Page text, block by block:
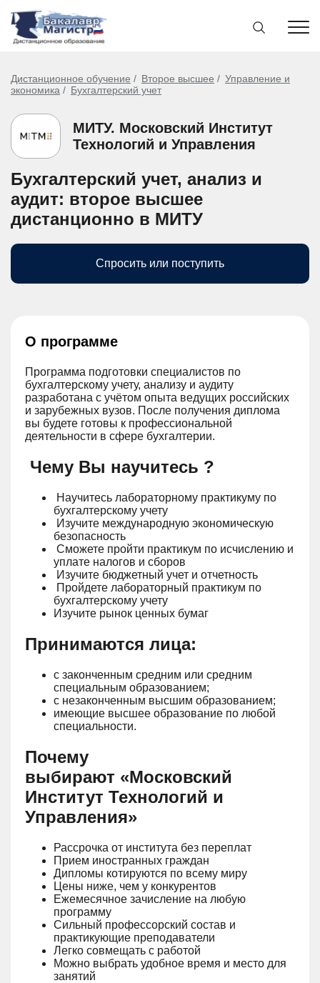
Дистанционное обучение Второе высшее
Управление и
экономика
Бухгалтерский учет
МИТУ. Московский Институт
Технологий и Управления
Бухгалтерский учет, анализ и
аудит: второе высшее
дистанционно в МИТУ
Спросить или поступить
О программе
Программа подготовки специалистов по
бухгалтерскому учету, анализу и аудиту
разработана с учётом опыта ведущих российских
и зарубежных вузов. После получения диплома
вы будете готовы к профессиональной
деятельности в сфере бухгалтерии.
Чему Вы научитесь ?
Научитесь лабораторному практикуму по
бухгалтерскому учету
Изучите международную экономическую
безопасность
Сможете пройти практикум по исчислению и
уплате налогов и сборов
Изучите бюджетный учет и отчетность
Пройдете лабораторный практикум по
бухгалтерскому учету
Изучите рынок ценных бумаг
Принимаются лица:
с законченным средним или средним
специальным образованием;
с незаконченным высшим образованием;
имеющие высшее образование по любой
специальности.
Почему
выбирают «Московский
Институт Технологий и
Управления»
Рассрочка от института без переплат
Прием иностранных граждан
Дипломы котируются по всему миру
Цены ниже, чем у конкурентов
Ежемесячное зачисление на любую
программу
Сильный профессорский состав и
практикующие преподаватели
Легко совмещать с работой
Можно выбрать удобное время и место для
занятий